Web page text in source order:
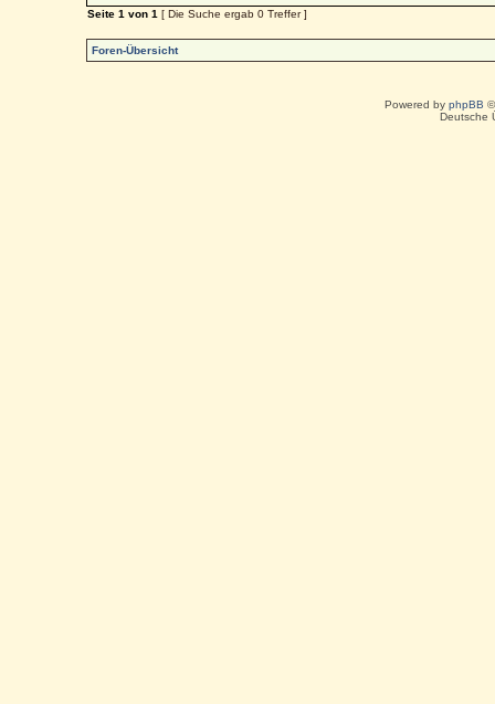
Seite1 von1 [ Die Suche ergab 0 Treffer ]
Foren-Übersicht
Powered by phpBB
Deutsche